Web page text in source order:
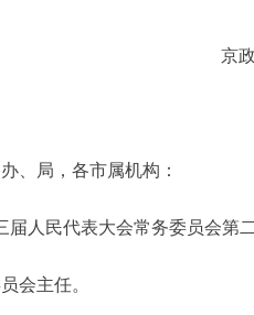
京
、局，各市属机构：
人民代表大会常务委员会第二
会主任。